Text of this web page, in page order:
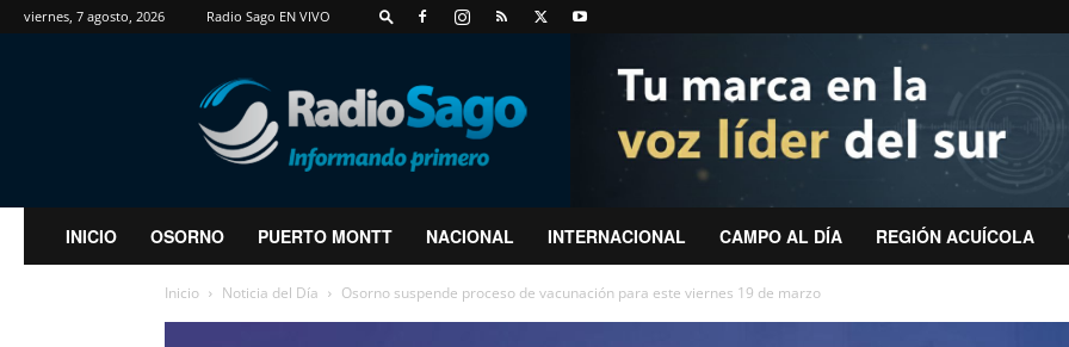
viernes, 7 agosto, 2026 Radio Sago EN VIVO
RadioSago
INICIO OSORNO PUERTO MONTT NACIONAL INTERNACIONAL CAMPO AL DÍA REGIÓN ACUÍCOLA
Inicio Noticia del Día Osorno suspende proceso de vacunación para este viernes 19 de marzo